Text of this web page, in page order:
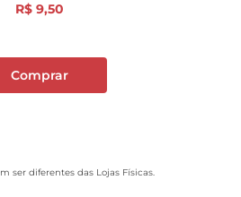
R$ 9,50
Comprar
ser diferentes das Lojas Físicas.